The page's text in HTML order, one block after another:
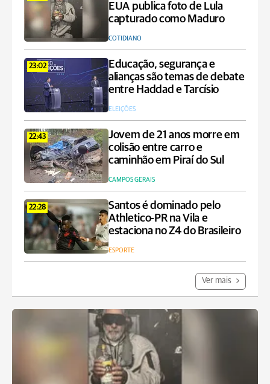
EUA publica foto de Lula
capturado como Maduro
COTIDIANO
23:02
Educação, segurança e
alianças são temas de debate
entre Haddad e Tarcísio
ELEIÇÕES
22:43
Jovem de 21 anos morre em
colisão entre carro e
caminhão em Piraí do Sul
CAMPOS GERAIS
22:28
Santos é dominado pelo
Athletico-PR na Vila e
estaciona no Z4 do Brasileiro
ESPORTE
Ver mais